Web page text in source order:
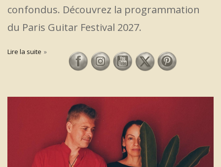
confondus. Découvrez la programmation
du Paris Guitar Festival 2027.
Lire la suite